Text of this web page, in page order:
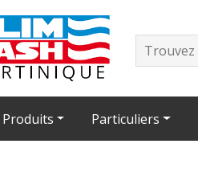
Produits Particuliers